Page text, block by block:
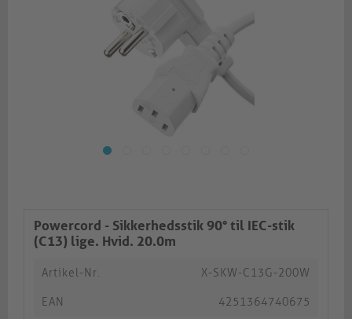
Powercord - Sikkerhedsstik 90° til IEC-stik
(C13) lige. Hvid. 20.0m
Artikel-Nr. X-SKW-C13G-200W
EAN 4251364740675